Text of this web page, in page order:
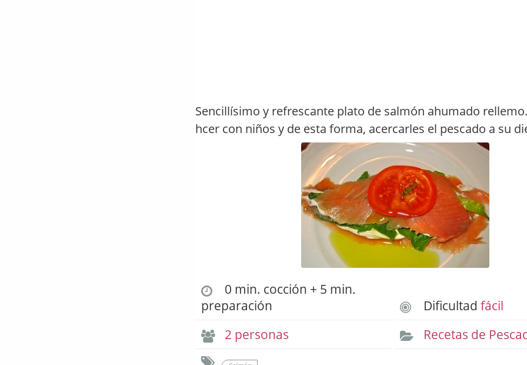
Sencillísimo y refrescante plato de salmón ahumado
hcer con niños y de esta forma, acercarles el pescado a su
0 min. cocción + 5 min.
preparación
Dificultadfácil
2 personas
Recetas de